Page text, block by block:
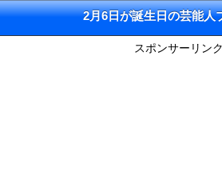
2月6日が誕生日の芸能人
スポンサーリンク